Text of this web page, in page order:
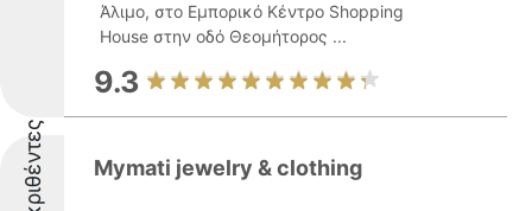
Άλιμο, στο Εμπορικό Κέντρο Shopping
House στην οδό Θεομήτορος ...
9.3
Mymati jewelry & clothing